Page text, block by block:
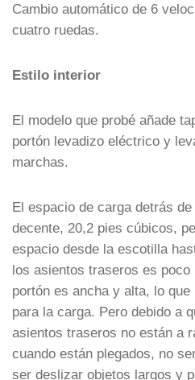
Cambio automático de 6
cuatro ruedas.
Estilo interior
El modelo que probé añade
portón levadizo eléctrico y
marchas.
El espacio de carga detrás
decente, 20,2 pies cúbicos,
espacio desde la escotilla
los asientos traseros es poco
portón es ancha y alta, lo
para la carga. Pero debido a
asientos traseros no están a
cuando están plegados, no
ser deslizar objetos largos y